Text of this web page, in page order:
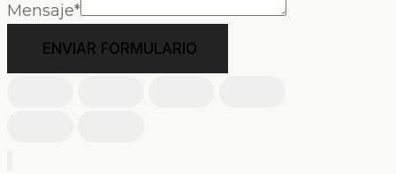
Mensaje*
ENVIAR FORMULARIO